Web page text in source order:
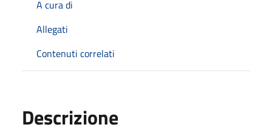
A cura di
Allegati
Contenuti correlati
Descrizione